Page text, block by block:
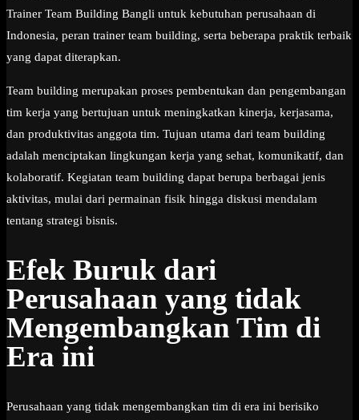
Trainer Team Building Bangli untuk kebutuhan perusahaan di
Indonesia, peran trainer team building, serta beberapa praktik terbaik
yang dapat diterapkan.
Team building merupakan proses pembentukan dan pengembangan
tim kerja yang bertujuan untuk meningkatkan kinerja, kerjasama,
dan produktivitas anggota tim. Tujuan utama dari team building
adalah menciptakan lingkungan kerja yang sehat, komunikatif, dan
kolaboratif. Kegiatan team building dapat berupa berbagai jenis
aktivitas, mulai dari permainan fisik hingga diskusi mendalam
tentang strategi bisnis.
Efek Buruk dari
Perusahaan yang tidak
Mengembangkan Tim di
Era ini
Perusahaan yang tidak mengembangkan tim di era ini berisiko